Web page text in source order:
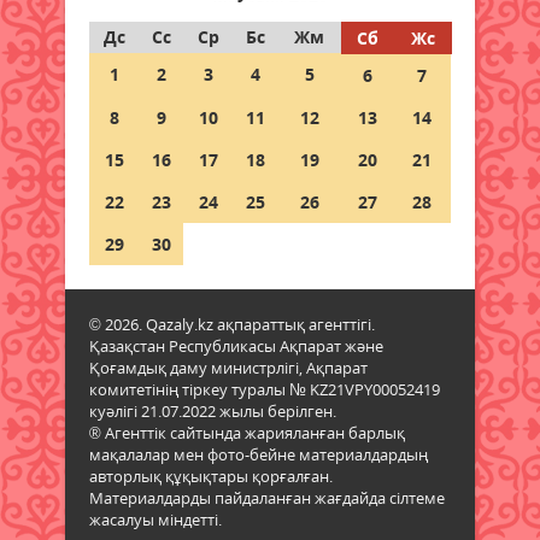
қауіпсіздік кепілі
08 тамыз 2026 ж.
08 тамыз 2026 ж. 45
Ел игілігі жолындағы еңбек
бағаланып, құрылысшыларға
құрмет көрсетілді
07 тамыз 2026 ж. 33
Дс
Сс Ср Бс Жм Сб
Жс
1
2 3 4 5 6
7
8
9 10 11 12 13
14
15
16 17 18 19 20
21
22
23 24 25 26 27
28
29
30
© 2026. Qazaly.kz ақпараттық агенттігі.
Қазақстан Республикасы Ақпарат және
Қоғамдық даму министрлігі, Ақпарат
комитетінің тіркеу туралы № KZ21VPY00052419
куәлігі 21.07.2022 жылы берілген.
® Агенттік сайтында жарияланған барлық
мақалалар мен фото-бейне материалдардың
авторлық құқықтары қорғалған.
Материалдарды пайдаланған жағдайда сілтеме
жасалуы міндетті.